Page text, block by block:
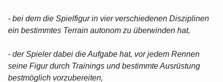
- bei dem die Spielfigur in vier verschiedenen Disziplinen
ein bestimmtes Terrain autonom zu überwinden hat,
- der Spieler dabei die Aufgabe hat, vor jedem Rennen
seine Figur durch Trainings und bestimmte Ausrüstung
bestmöglich vorzubereiten,